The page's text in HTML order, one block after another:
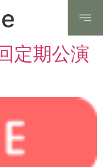
定期公演